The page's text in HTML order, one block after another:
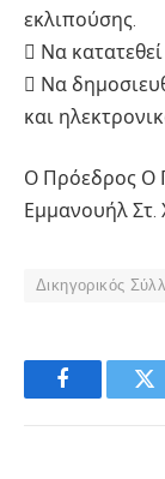
εκλιπούσης.
 Να
 Να
και
Ο Πρόεδρος Ο
Εμμανουήλ
Δικηγορικός
Facebook